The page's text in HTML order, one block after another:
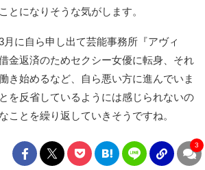
とになりそうな気がします。
に自ら申し出て芸能事務所『アヴィ
金返済のためセクシー女優に転身、それ
き始めるなど、自ら悪い方に進んでいま
を反省しているようには感じられないの
ことを繰り返していきそうですね。
3